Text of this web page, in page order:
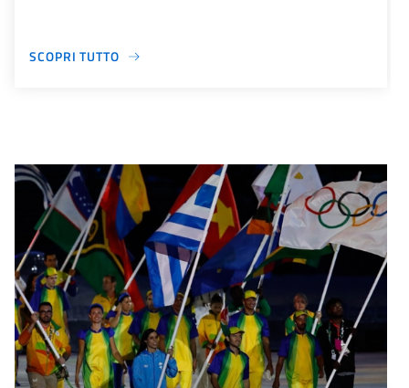
SCOPRI TUTTO